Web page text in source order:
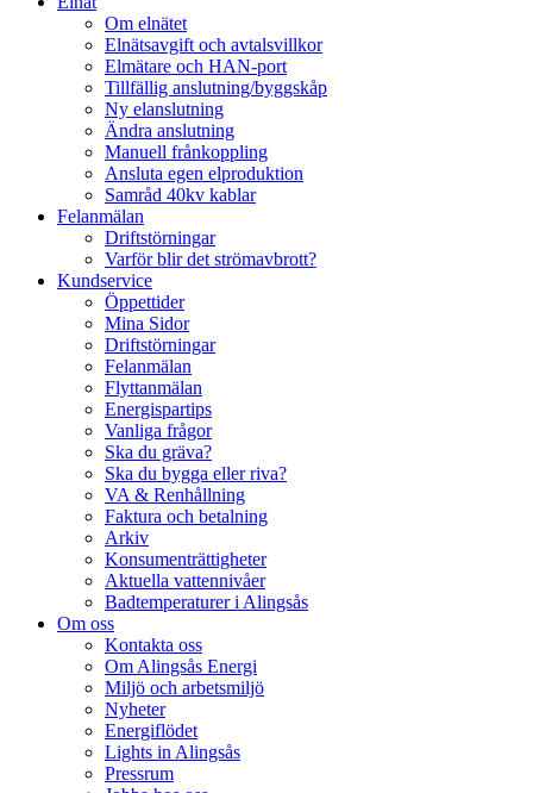
Om elnätet
Elnätsavgift och avtalsvillkor
Elmätare och HAN-port
Tillfällig anslutning/byggskåp
Ny elanslutning
Ändra anslutning
Manuell frånkoppling
Ansluta egen elproduktion
Samråd 40kv kablar
Felanmälan
Driftstörningar
Varför blir det strömavbrott?
Kundservice
Öppettider
Mina Sidor
Driftstörningar
Felanmälan
Flyttanmälan
Energispartips
Vanliga frågor
Ska du gräva?
Ska du bygga eller riva?
VA & Renhållning
Faktura och betalning
Arkiv
Konsumenträttigheter
Aktuella vattennivåer
Badtemperaturer i Alingsås
Om oss
Kontakta oss
Om Alingsås Energi
Miljö och arbetsmiljö
Nyheter
Energiflödet
Lights in Alingsås
Pressrum